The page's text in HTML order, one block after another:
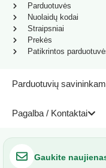
Parduotuvių
Pagalba / Kontaktai
Parduotuvės
Nuolaidų kodai
Straipsniai
Prekės
Patikrintos
Gaukite